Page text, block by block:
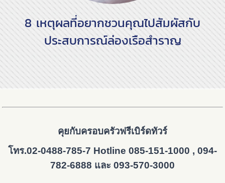
8 เหตุผลที่อยากชวนคุณไปสัมผัสกับ
ประสบการณ์ล่องเรือสำราญ
คุยกับครอบครัวฟรีเบิร์ดทัวร์
โทร.02-0488-785-7 Hotline 085-151-1000 , 094-
782-6888 และ 093-570-3000